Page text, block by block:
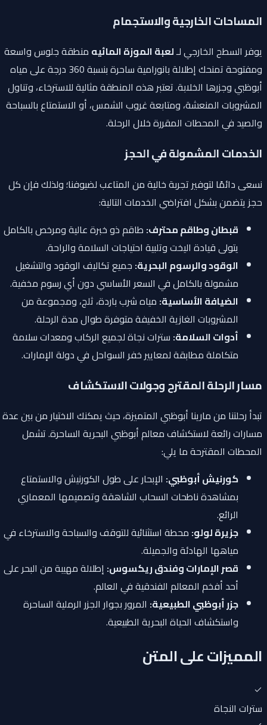
المساحات الخارجية والاستجمام
يوفر السطح الخارجي لـلعبة الموزة المائيهمنطقة جلوس واسعة
ومفتوحة تمنحك إطلالة بانورامية ساحرة بنسبة 360 درجة على مياه
أبوظبي وجزرها الخلابة. تعتبر هذه المنطقة مثالية للاسترخاء، وتناول
المشروبات المنعشة، ومتابعة غروب الشمس، أو الاستمتاع بالسباحة
والصيد في المحطات المقررة خلال الرحلة.
الخدمات المشمولة في الحجز
نسعى دائمًا لتوفير تجربة خالية من المتاعب لضيوفنا؛ ولذلك فإن كل
حجز يتضمن بشكل افتراضي الخدمات التالية:
قبطان وطاقم محترف:طاقم ذو خبرة عالية ومرخص بالكامل
يتولى قيادة اليخت وتلبية احتياجات السلامة والراحة.
الوقود والرسوم البحرية:جميع تكاليف الوقود والتشغيل
مشمولة بالكامل في السعر الأساسي دون أي رسوم مخفية.
الضيافة الأساسية:مياه شرب باردة، ثلج، ومجموعة من
المشروبات الغازية الخفيفة متوفرة طوال مدة الرحلة.
أدوات السلامة:سترات نجاة لجميع الركاب ومعدات سلامة
متكاملة مطابقة لمعايير خفر السواحل في دولة الإمارات.
مسار الرحلة المقترح وجولات الاستكشاف
تبدأ رحلتنا من مارينا أبوظبي المتميزة، حيث يمكنك الاختيار من بين عدة
مسارات رائعة لاستكشاف معالم أبوظبي البحرية الساحرة. تشمل
المحطات المقترحة ما يلي:
كورنيش أبوظبي:الإبحار على طول الكورنيش والاستمتاع
بمشاهدة ناطحات السحاب الشاهقة وتصميمها المعماري
الرائع.
جزيرة لولو:محطة استثنائية للتوقف والسباحة والاسترخاء في
مياهها الهادئة والجميلة.
قصر الإمارات وفندق ريكسوس:إطلالة مهيبة من البحر على
أحد أفخم المعالم الفندقية في العالم.
جزر أبوظبي الطبيعية:المرور بجوار الجزر الرملية الساحرة
واستكشاف الحياة البحرية الطبيعية.
المميزات على المتن
سترات النجاة